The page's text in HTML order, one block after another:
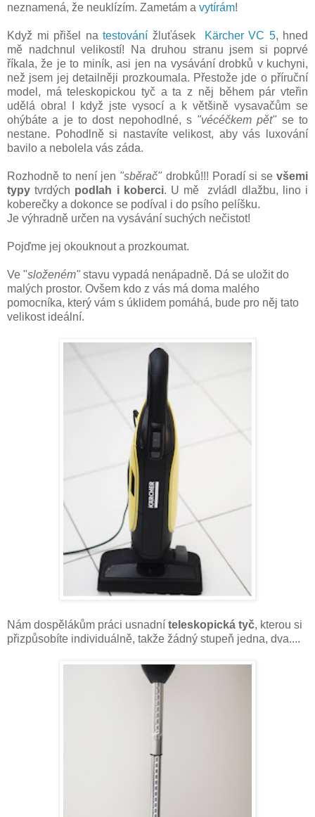
neznamená, že neuklízím. Zametám a vytírám!
Když mi přišel na testování žluťásek Kärcher VC 5, hned
mě nadchnul velikostí! Na druhou stranu jsem si poprvé
říkala, že je to miník, asi jen na vysávání drobků v kuchyni,
než jsem jej detailněji prozkoumala. Přestože jde o příruční
model, má teleskopickou tyč a ta z něj během pár vteřin
udělá obra! I když jste vysocí a k většině vysavačům se
ohýbáte a je to dost nepohodlné, s "vécéčkem pět" se to
nestane. Pohodlně si nastavíte velikost, aby vás luxování
bavilo a nebolela vás záda.
Rozhodně to není jen "sběrač" drobků!!! Poradí si sevšemi
typy tvrdých podlah i koberci. U mě zvládl dlažbu, lino i
koberečky a dokonce se podíval i do psího pelíšku.
Je výhradně určen na vysávání suchých nečistot!
Pojďme jej okouknout a prozkoumat.
Ve "složeném" stavu vypadá nenápadně. Dá se uložit do
malých prostor. Ovšem kdo z vás má doma malého
pomocníka, který vám s úklidem pomáhá, bude pro něj tato
velikost ideální.
Nám dospělákům práci usnadní teleskopická tyč, kterou si
přizpůsobíte individuálně, takže žádný stupeň jedna, dva....